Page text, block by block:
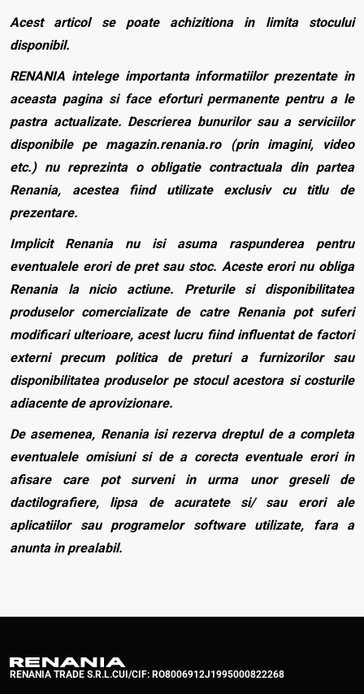
Acest articol se poate achizitiona in limita stocului
disponibil.
RENANIA intelege importanta informatiilor prezentate in
aceasta pagina si face eforturi permanente pentru a le
pastra actualizate. Descrierea bunurilor sau a serviciilor
disponibile pe magazin.renania.ro (prin imagini, video
etc.) nu reprezinta o obligatie contractuala din partea
Renania, acestea fiind utilizate exclusiv cu titlu de
prezentare.
Implicit Renania nu isi asuma raspunderea pentru
eventualele erori de pret sau stoc. Aceste erori nu obliga
Renania la nicio actiune. Preturile si disponibilitatea
produselor comercializate de catre Renania pot suferi
modificari ulterioare, acest lucru fiind influentat de factori
externi precum politica de preturi a furnizorilor sau
disponibilitatea produselor pe stocul acestora si costurile
adiacente de aprovizionare.
De asemenea, Renania isi rezerva dreptul de a completa
eventualele omisiuni si de a corecta eventuale erori in
afisare care pot surveni in urma unor greseli de
dactilografiere, lipsa de acuratete si/ sau erori ale
aplicatiilor sau programelor software utilizate, fara a
anunta in prealabil.
RENANIA TRADE S.R.L.CUI/CIF: RO8006912J1995000822268